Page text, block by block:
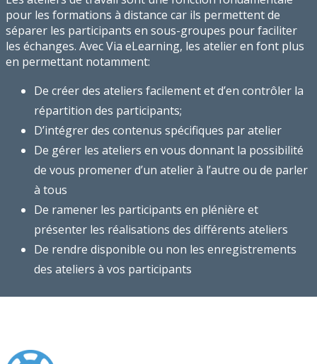
pour les formations à distance car ils permettent de
séparer les participants en sous-groupes pour faciliter
les échanges. Avec Via eLearning, les atelier en font plus
en permettant notamment:
De créer des ateliers facilement et d’en contrôler la
répartition des participants;
D’intégrer des contenus spécifiques par atelier
De gérer les ateliers en vous donnant la possibilité
de vous promener d’un atelier à l’autre ou de parler
à tous
De ramener les participants en plénière et
présenter les réalisations des différents ateliers
De rendre disponible ou non les enregistrements
des ateliers à vos participants